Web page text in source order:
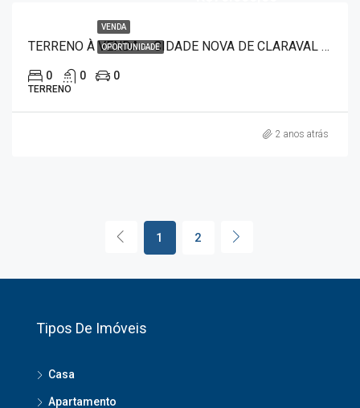
VENDA
OPORTUNIDADE TERRENO À VENDA – CIDADE NOVA DE CLARAVAL 20017
0 0 0
TERRENO
2 anos atrás
1 2
Tipos De Imóveis
Casa
Apartamento